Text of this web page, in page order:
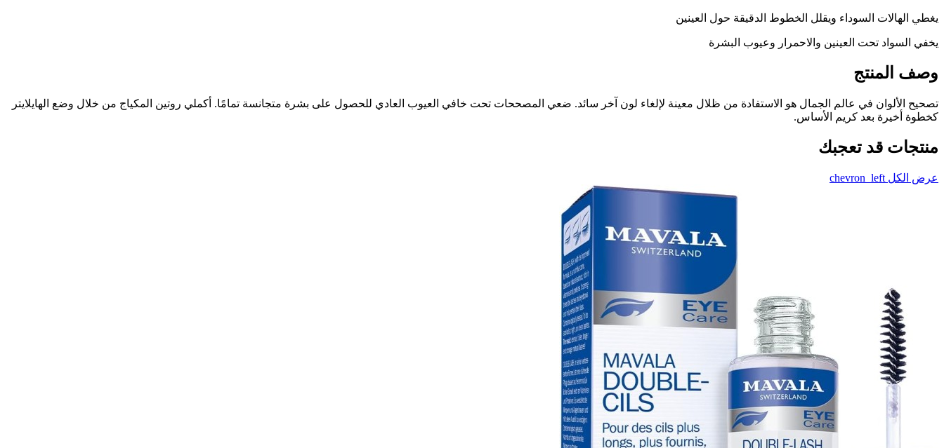
يغطي الهالات السوداء ويقلل الخطوط الدقيقة حول العينين
يخفي السواد تحت العينين والاحمرار وعيوب البشرة
وصف المنتج
تصحيح الألوان في عالم الجمال هو الاستفادة من ظلال معينة لإلغاء لون آخر سائد. ضعي المصححات تحت خافي العيوب العادي للحصول على بشرة متجانسة تمامًا. أكملي روتين المكياج من خلال وضع الهايلايتر
كخطوة أخيرة بعد كريم الأساس.
منتجات قد تعجبك
عرض الكل chevron_left